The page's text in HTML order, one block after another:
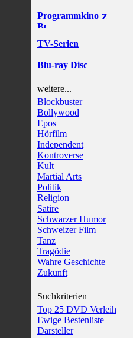
Programmkino
TV-Serien
Blu-ray Disc
weitere...
Blockbuster
Bollywood
Epos
Hörfilm
Independent
Kontroverse
Kult
Martial Arts
Politik
Religion
Satire
Schwarzer Humor
Schweizer Film
Tanz
Tragödie
Wahre Geschichte
Zukunft
Suchkriterien
Top 25 DVD Verleih
Ewige Bestenliste
Darsteller